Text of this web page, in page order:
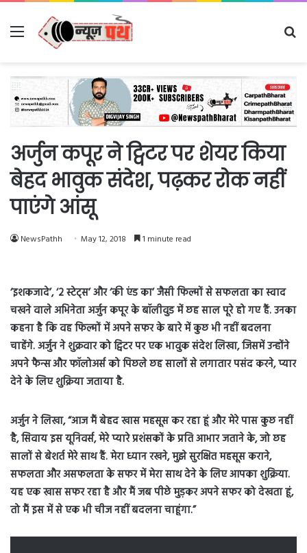
Menu
अर्जुन कपूर ने ट्विटर पर शेयर किया
बेहद भावुक संदेश, पढ़कर रोक नहीं
पाएंगे आंसू
NewsPathh May 12, 2018 1 minute read
‘इशकजादे’, ‘2 स्टेट्स’ और ‘की एंड का’ जैसी फिल्मों से सफलता का स्वाद
चखने वाले अभिनेता अर्जुन कपूर के बॉलीवुड में छह साल पूरे हो गए हैं. उनका
कहना है कि वह फिल्मों में अपने सफर के बारे में कुछ भी नहीं बदलना
चाहेंगे. अर्जुन ने शुक्रवार को ट्विटर पर एक भावुक संदेश लिखा, जिसमें उन्होंने
अपने फैन्स और फॉलोअर्स को पिछले छह सालों से लगातार पसंद करने, प्यार
देने के लिए शुक्रिया जताया है.
अर्जुन ने लिखा, “आज मैं बेहद खास महसूस कर रहा हूं और मेरे पास कुछ नहीं
है, सिवाय इस यूनिवर्स, मेरे प्यारे प्रशंसकों के प्रति आभार जताने के, जो छह
सालों से बेशर्त मेरे साथ हैं. मेरा ध्यान रखने, मुझे सुरक्षित महसूस कराने,
सफलता और असफलता के सफर में मेरा साथ देने के लिए आपका शुक्रिया.
यह एक खास सफर रहा है और मैं जब पीछे मुड़कर अपने सफर को देखता हूं,
तो मैं इस में से एक भी चीज नहीं बदलना चाहूंगा.”